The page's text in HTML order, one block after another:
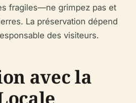
fragiles—ne grimpez pas et
La préservation dépend
des visiteurs.
avec la